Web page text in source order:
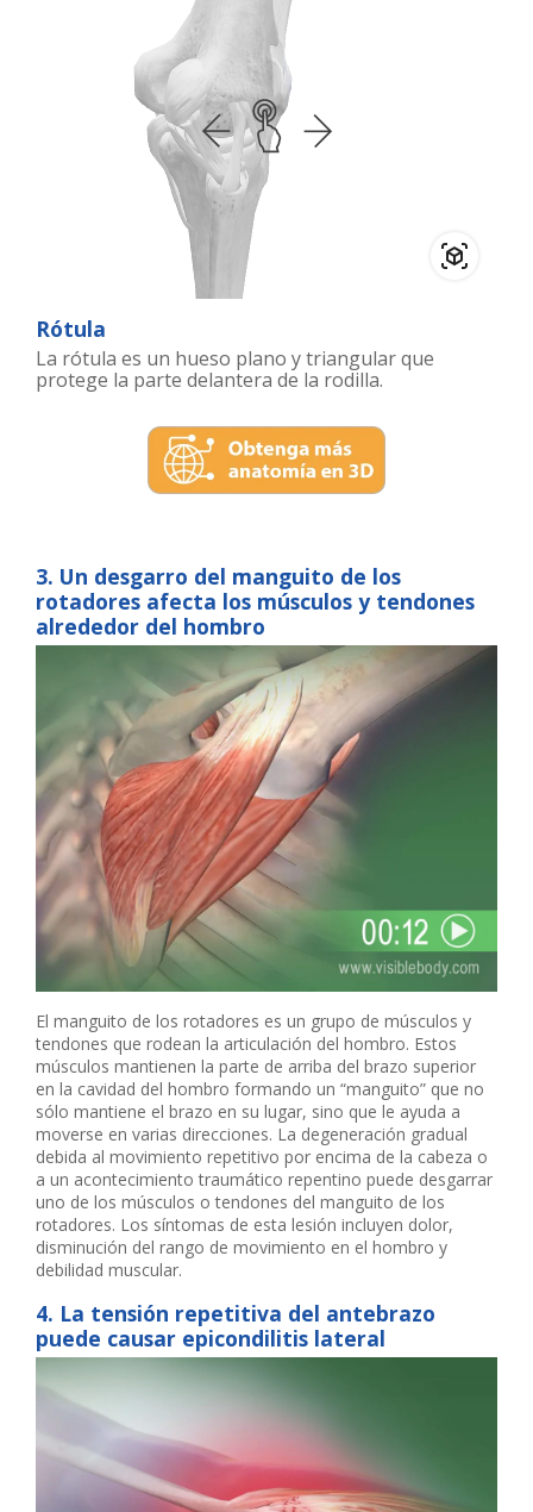
Rótula
La rótula es un hueso plano y triangular que
protege la parte delantera de la rodilla.
3. Un desgarro del manguito de los
rotadores afecta los músculos y tendones
alrededor del hombro
El manguito de los rotadores es un grupo de músculos y
tendones que rodean la articulación del hombro. Estos
músculos mantienen la parte de arriba del brazo superior
en la cavidad del hombro formando un “manguito” que no
sólo mantiene el brazo en su lugar, sino que le ayuda a
moverse en varias direcciones. La degeneración gradual
debida al movimiento repetitivo por encima de la cabeza o
a un acontecimiento traumático repentino puede desgarrar
uno de los músculos o tendones del manguito de los
rotadores. Los síntomas de esta lesión incluyen dolor,
disminución del rango de movimiento en el hombro y
debilidad muscular.
4. La tensión repetitiva del antebrazo
puede causar epicondilitis lateral